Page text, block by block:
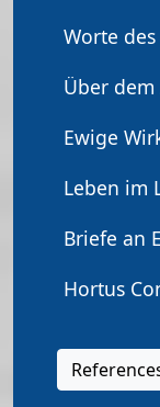
Worte
Über
Ewige
Leben im
Briefe an
Hortus